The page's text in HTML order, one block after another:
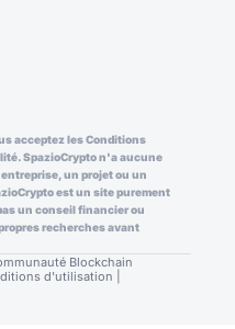
acceptez les Conditions
SpazioCrypto n'a aucune
un projet ou un
est un site purement
un conseil financier ou
recherches avant
Blockchain
d'utilisation